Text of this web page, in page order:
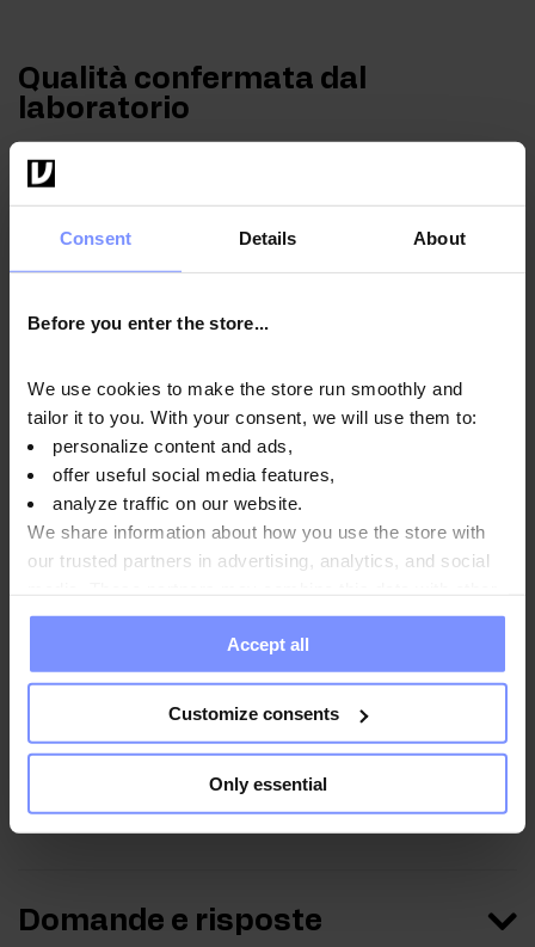
Consent Details About
Before you enter the store...
We use cookies to make the store run smoothly and
tailor it to you. With your consent, we will use them to:
personalize content and ads,
offer useful social media features,
analyze traffic on our website.
We share information about how you use the store with
our trusted partners in advertising, analytics, and social
information you have provided to them or that they have
collected when you use their services. Do you agree?
Accept all
Customize consents
Only essential
Qualità confermata dal
laboratorio
Per il bene della salute dei nostri clienti, i prodotti che
produciamo sono regolarmente testati in un laboratorio
13.04.2024
Istruzioni per l'uso
Informazioni nutrizionali
Parametri
Produttore:
Domande e risposte